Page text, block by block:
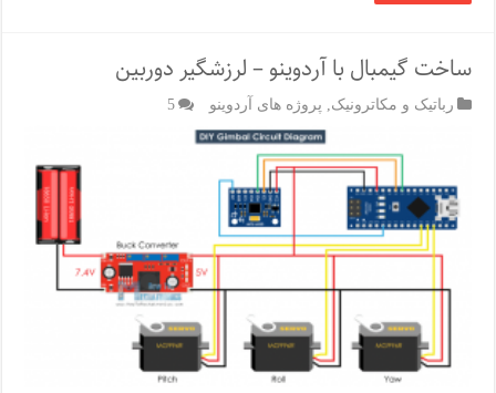
ساخت گیمبال با آردوینو – لرزشگیر دوربین
رباتیک و مکاترونیک, پروژه های آردوینو 5